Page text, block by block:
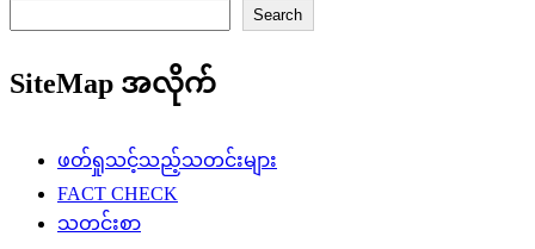
Search
SiteMap အလိုက်
ဖတ်ရှုသင့်သည့်သတင်းများ
FACT CHECK
သတင်းစာ